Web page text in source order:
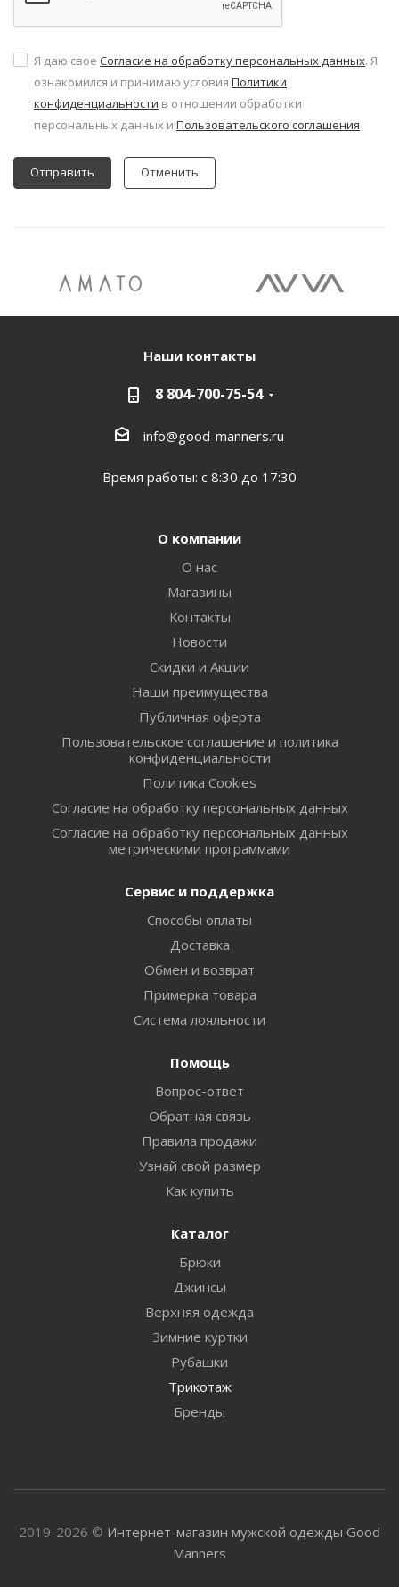
Я даю свое Согласие на обработку персональных данных. Я
ознакомился и принимаю условия Политики
конфиденциальности в отношении обработки
персональных данных и Пользовательского соглашения
Отменить
Наши контакты
8 804-700-75-54
info@good-manners.ru
Время работы: с 8:30 до 17:30
О компании
О нас
Магазины
Контакты
Новости
Скидки и Акции
Наши преимущества
Публичная оферта
Пользовательское соглашение и политика
конфиденциальности
Политика Cookies
Согласие на обработку персональных данных
Согласие на обработку персональных данных
метрическими программами
Сервис и поддержка
Способы оплаты
Доставка
Обмен и возврат
Примерка товара
Система лояльности
Помощь
Вопрос-ответ
Обратная связь
Правила продажи
Узнай свой размер
Как купить
Каталог
Брюки
Джинсы
Верхняя одежда
Зимние куртки
Рубашки
Трикотаж
Бренды
2019-2026 © Интернет-магазин мужской одежды Good
Manners